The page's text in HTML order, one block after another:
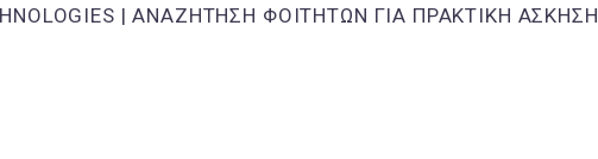
| ΑΝΑΖΗΤΗΣΗ ΦΟΙΤΗΤΩΝ ΓΙΑ ΠΡΑΚΤΙΚΗ ΑΣΚΗΣΗ